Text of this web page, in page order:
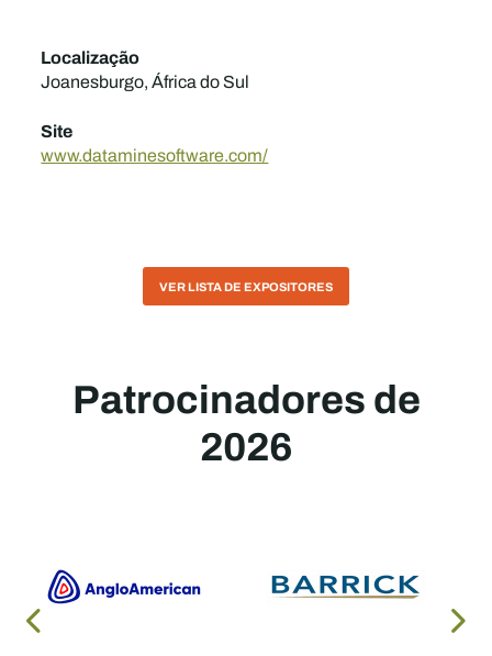
Localização
Joanesburgo, África do Sul
Site
www.dataminesoftware.com/
VER LISTA DE EXPOSITORES
Patrocinadores de
2026